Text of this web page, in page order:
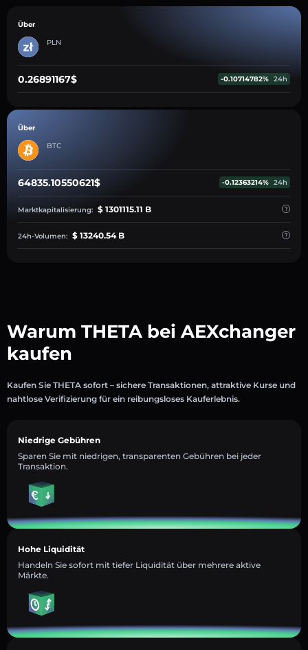
Über
PLN
0.26891167$ -0.10714782% 24h
Über
BTC
64835.10550621$ -0.12363214% 24h
Marktkapitalisierung: $ 1301115.11 B
24h-Volumen: $ 13240.54 B
Warum THETA bei AEXchanger
kaufen
Kaufen Sie THETA sofort – sichere Transaktionen, attraktive Kurse und
nahtlose Verifizierung für ein reibungsloses Kauferlebnis.
Niedrige Gebühren
Sparen Sie mit niedrigen, transparenten Gebühren bei jeder
Transaktion.
Hohe Liquidität
Handeln Sie sofort mit tiefer Liquidität über mehrere aktive
Märkte.